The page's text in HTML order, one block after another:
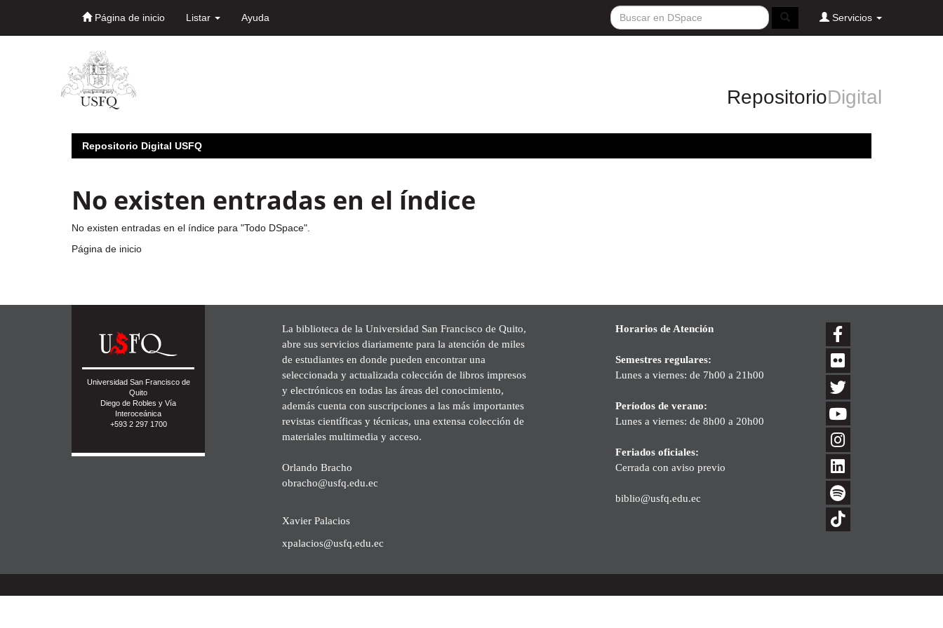
Página de inicio Listar Ayuda Servicios
RepositorioDigital
Repositorio Digital USFQ
No existen entradas en el índice
No existen entradas en el índice para "Todo DSpace".
Página de inicio
Universidad San Francisco de
Quito
Diego de Robles y Vía
Interoceánica
+593 2 297 1700
La biblioteca de la Universidad San Francisco de Quito,
abre sus servicios diariamente para la atención de miles
de estudiantes en donde pueden encontrar una
seleccionada y actualizada colección de libros impresos
y electrónicos en todas las áreas del conocimiento,
además cuenta con suscripciones a las más importantes
revistas científicas y técnicas, una extensa colección de
materiales multimedia y acceso.
Orlando Bracho
obracho@usfq.edu.ec
Xavier Palacios
xpalacios@usfq.edu.ec
Horarios de Atención
Semestres regulares:
Lunes a viernes: de 7h00 a 21h00
Períodos de verano:
Lunes a viernes: de 8h00 a 20h00
Feriados oficiales:
Cerrada con aviso previo
biblio@usfq.edu.ec